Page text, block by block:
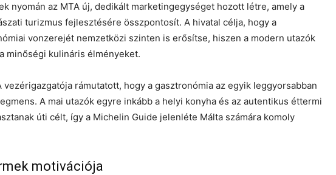
nyomán az MTA új, dedikált marketingegységet hozott létre, amely a
turizmus fejlesztésére összpontosít. A hivatal célja, hogy a
vonzerejét nemzetközi szinten is erősítse, hiszen a modern utazók
minőségi kulináris élményeket.
vezérigazgatója rámutatott, hogy a gasztronómia az egyik leggyorsabban
A mai utazók egyre inkább a helyi konyha és az autentikus éttermi
úti célt, így a Michelin Guide jelenléte Málta számára komoly
motivációja